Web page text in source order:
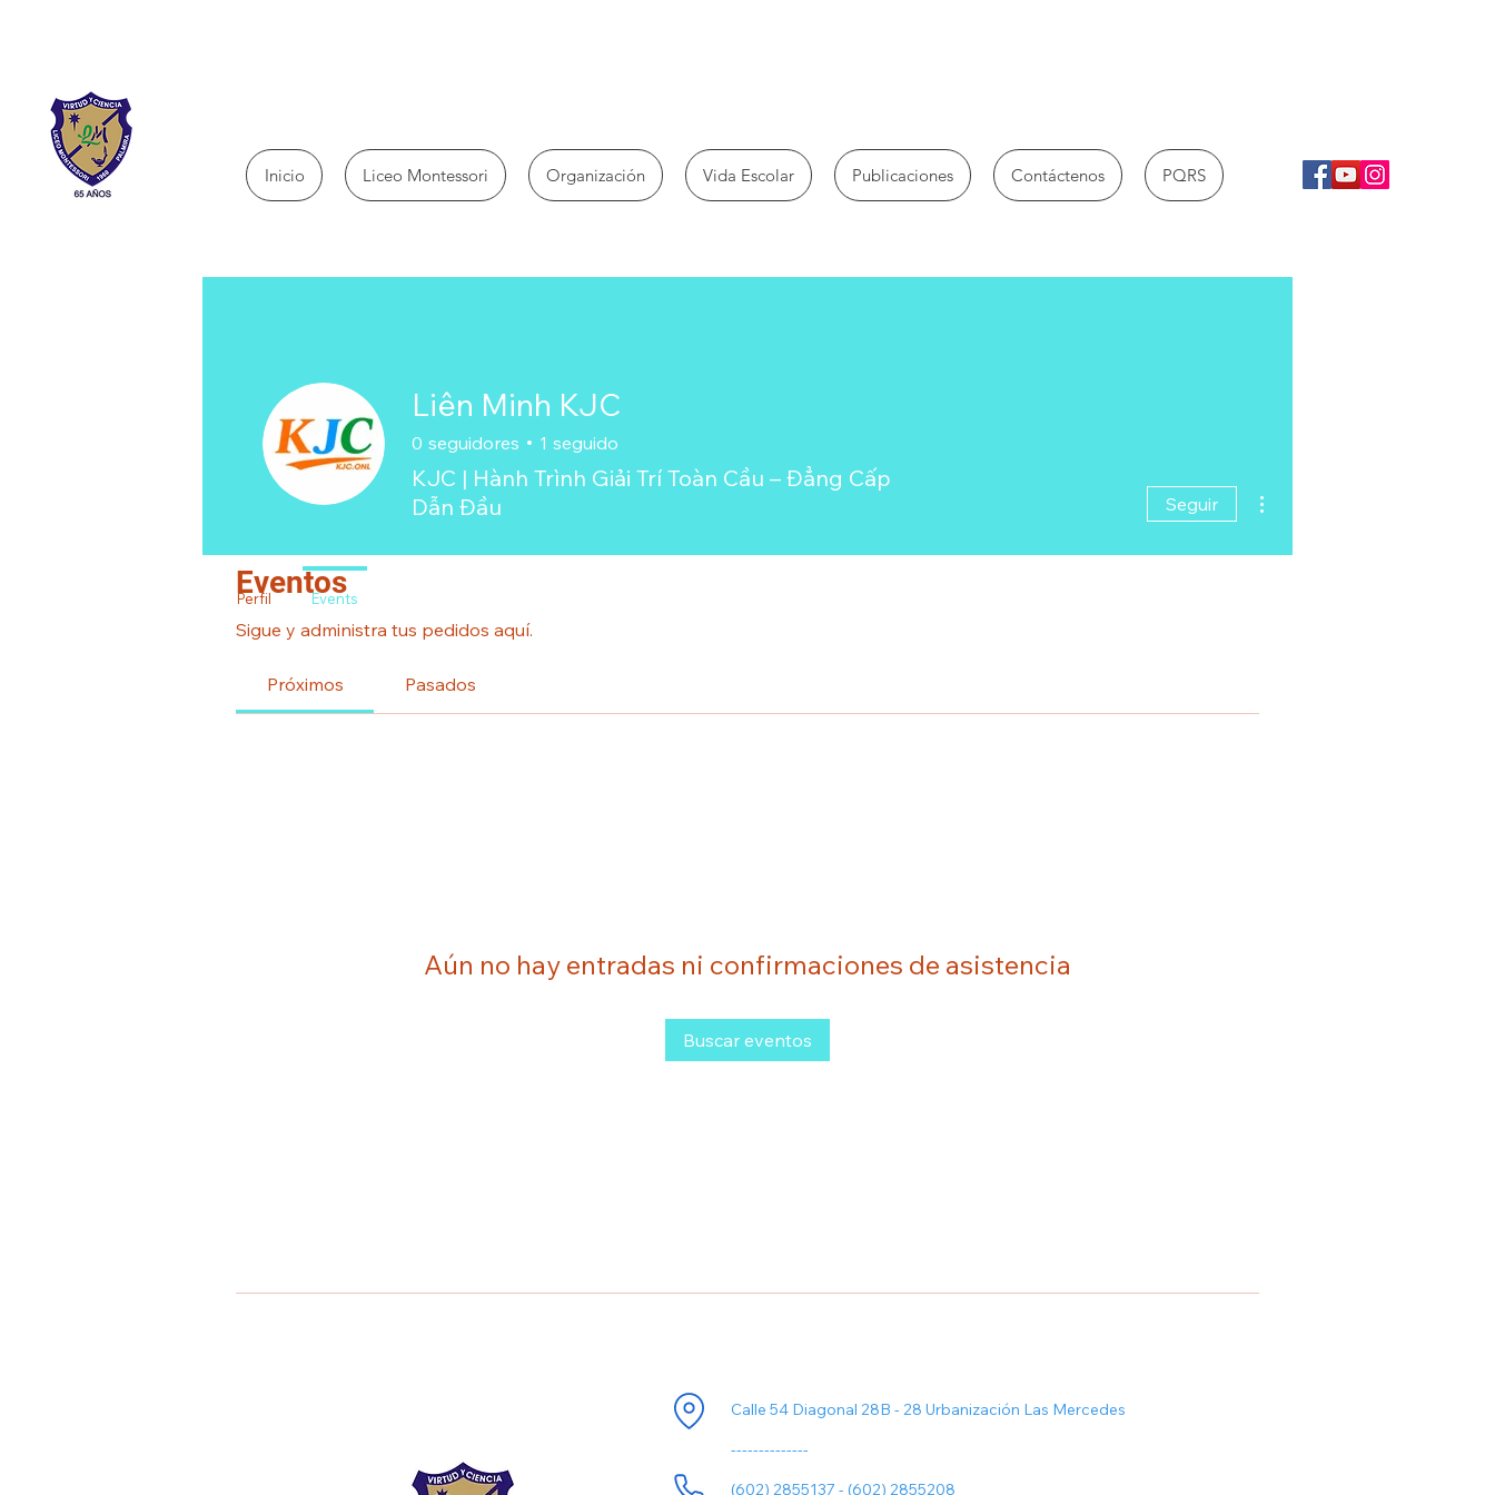
Inicio Liceo Montessori Organización Vida Escolar Publicaciones Contáctenos PQRS
Eventos
Sigue y administra tus pedidos aquí.
Próximos Pasados
Aún no hay entradas ni confirmaciones de asistencia
Buscar eventos
Liên Minh KJC
0 seguidores 1 seguido
KJC | Hành Trình Giải Trí Toàn Cầu – Đẳng Cấp
Dẫn Đầu
Seguir
Perfil Events
Calle 54 Diagonal 28B - 28 Urbanización Las Mercedes
--------------
(602) 2855137 - (602) 2855208